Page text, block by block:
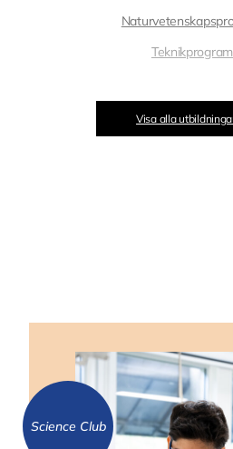
Barn- och
Gymnasial
Hotell- och
Restaurang- och
Visa alla
Science Club